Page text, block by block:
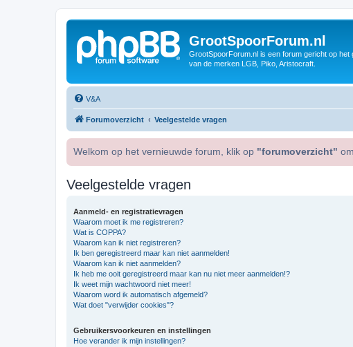
GrootSpoorForum.nl
GrootSpoorForum.nl is een forum gericht op
van de merken LGB, Piko, Aristocraft.
V&A
Forumoverzicht Veelgestelde vragen
Welkom op het vernieuwde forum, klik op "forumoverzicht"
Veelgestelde vragen
Aanmeld- en registratievragen
Waarom moet ik me registreren?
Wat is COPPA?
Waarom kan ik niet registreren?
Ik ben geregistreerd maar kan niet aanmelden!
Waarom kan ik niet aanmelden?
Ik heb me ooit geregistreerd maar kan nu niet meer aanmelden!?
Ik weet mijn wachtwoord niet meer!
Waarom word ik automatisch afgemeld?
Wat doet "verwijder cookies"?
Gebruikersvoorkeuren en instellingen
Hoe verander ik mijn instellingen?